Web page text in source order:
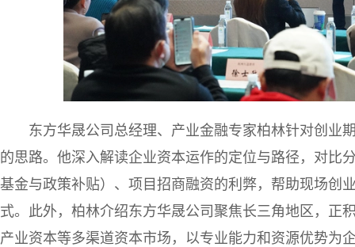
东方华晟公司总经理、产业金融专家柏林针对创业
的思路。他深入解读企业资本运作的定位与路径，对比
基金与政策补贴）、项目招商融资的利弊，帮助现场创
式。此外，柏林介绍东方华晟公司聚焦长三角地区，正
产业资本等多渠道资本市场，以专业能力和资源优势为